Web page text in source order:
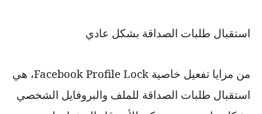
استقبال طلبات الصداقة بشكل عادي
من مزايا تفعيل خاصيةFacebook Profile Lock، هي
استقبال طلبات الصداقة للملف والبروفايل الشخصي